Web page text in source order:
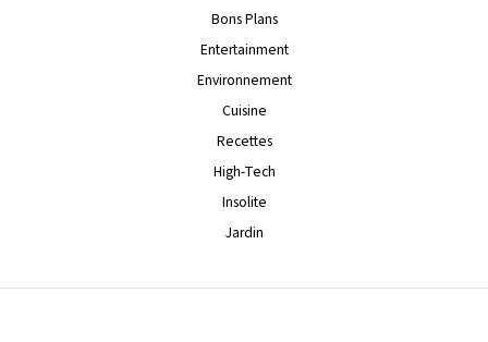
Bons Plans
Entertainment
Environnement
Cuisine
Recettes
High-Tech
Insolite
Jardin